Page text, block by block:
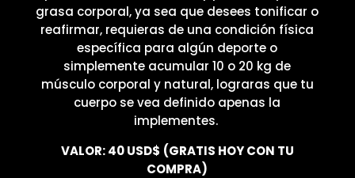
grasa corporal, ya sea que desees tonificar o
reafirmar, requieras de una condición física
específica para algún deporte o
simplemente acumular 10 o 20 kg de
músculo corporal y natural, lograras que tu
cuerpo se vea definido apenas la
implementes.
VALOR: 40 USD$ (GRATIS HOY CON TU
COMPRA)